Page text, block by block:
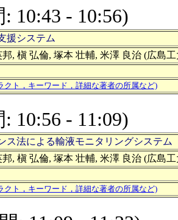
10:43 - 10:56)
援システム
, 槇 弘倫, 塚本 壮輔, 米澤 良治 (広島工
ト，キーワード，詳細な著者の所属など)
10:56 - 11:09)
ス法による輸液モニタリングシステム
, 槇 弘倫, 塚本 壮輔, 米澤 良治 (広島
ト，キーワード，詳細な著者の所属など)